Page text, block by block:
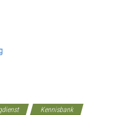
Kennisbank